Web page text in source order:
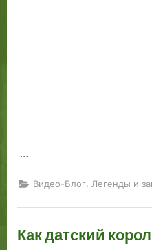
…
Видео-Блог, Легенды и
Как датский